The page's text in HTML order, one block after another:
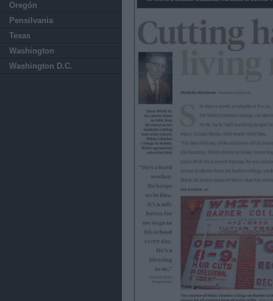
Oregón
Pensilvania
Texas
Washington
Washington D.C.